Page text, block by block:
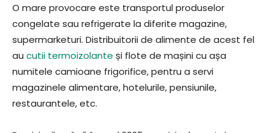
O mare provocare este transportul produselor
congelate sau refrigerate la diferite magazine,
supermarketuri. Distribuitorii de alimente de acest fel
au cutii termoizolante și flote de mașini cu așa
numitele camioane frigorifice, pentru a servi
magazinele alimentare, hotelurile, pensiunile,
restaurantele, etc.